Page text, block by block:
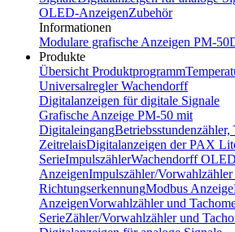
OLED-AnzeigenZubehör
Informationen
Modulare grafische Anzeigen PM-50
Produkte
Übersicht Produktprogramm
Universalregler Wachendorff
Digitalanzeigen für digitale Signale
Grafische Anzeige PM-50 mit
DigitaleingangBetriebsstundenzähler,
ZeitrelaisDigitalanzeigen der PAX
SerieImpulszählerWachendorff
AnzeigenImpulszähler/
RichtungserkennungModbus Anzeige
AnzeigenVorwahlzähler und
SerieZähler/Vorwahlzähler und